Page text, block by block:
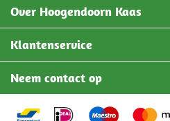
Over Hoogendoorn Kaas
Klantenservice
Neem contact op